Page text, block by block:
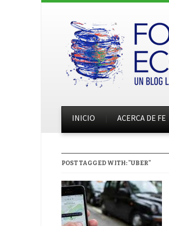
INICIO ACERCA DE FE
POST TAGGED WITH: "UBER"